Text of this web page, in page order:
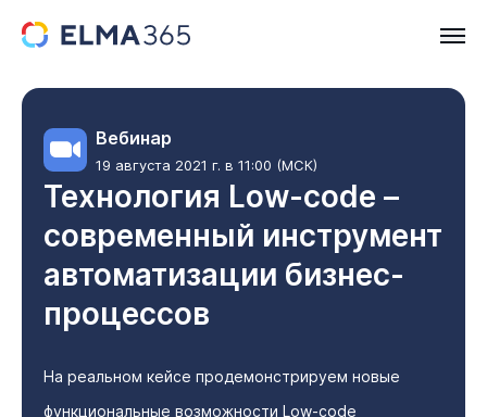
Вебинар
19 августа 2021 г. в 11:00 (МСК)
Технология Low-code –
современный инструмент
автоматизации бизнес-
процессов
На реальном кейсе продемонстрируем новые
функциональные возможности Low-code